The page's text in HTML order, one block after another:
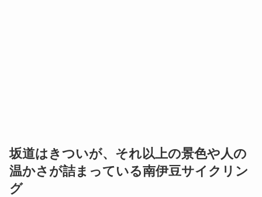
坂道はきついが、それ以上の景色や人の
温かさが詰まっている南伊豆サイクリン
グ